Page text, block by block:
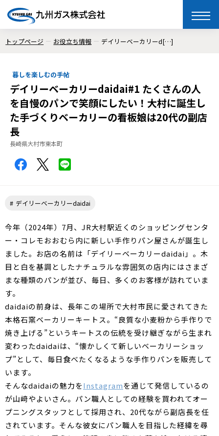
toggle
トップページ お役立ち情報 デイリーベーカリーd[…]
暮しを楽しむの手帖
デイリーベーカリーdaidai#1 たくさんの人
を自慢のパンで笑顔にしたい！大村に誕生し
た手づくりベーカリーの看板娘は20代の副店
長
長崎県大村市東本町
デイリーベーカリーdaidai
今年（2024年）7月、JR大村駅近くのショッピングセンタ
ー・コレモおおむら内に新しい手作りパン屋さんが誕生し
ました。お店の名前は「デイリーベーカリーdaidai」。木
目と白を基調としたナチュラルな雰囲気の店内にはさまざ
まな種類のパンが並び、毎日、多くのお客様が訪れていま
す。
daidaiの前身は、長年この場所で大村市民に愛されてきた
本格石窯ベーカリーキートス。“良質な小麦粉から手作りで
焼き上げる”というキートスの伝統を受け継ぎながら生まれ
変わったdaidaiは、“懐かしくて新しいベーカリーショッ
プ”として、毎日食べたくなるような手作りパンを販売して
います。
そんなdaidaiの魅力をInstagramを通じて発信しているの
が山﨑やよいさん。パン職人としての経験を買われてオー
プニングスタッフとして採用され、20代ながら副店長を任
されています。そんな彼女にパン職人を目指した経緯を尋